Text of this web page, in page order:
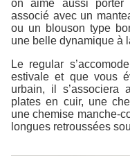
on aime aussi
associé avec un
ou un blouson type
une belle dynamique à
Le regular
estivale et que vous
urbain, il s’associera
plates en cuir, une
une chemise manche-
longues retroussées